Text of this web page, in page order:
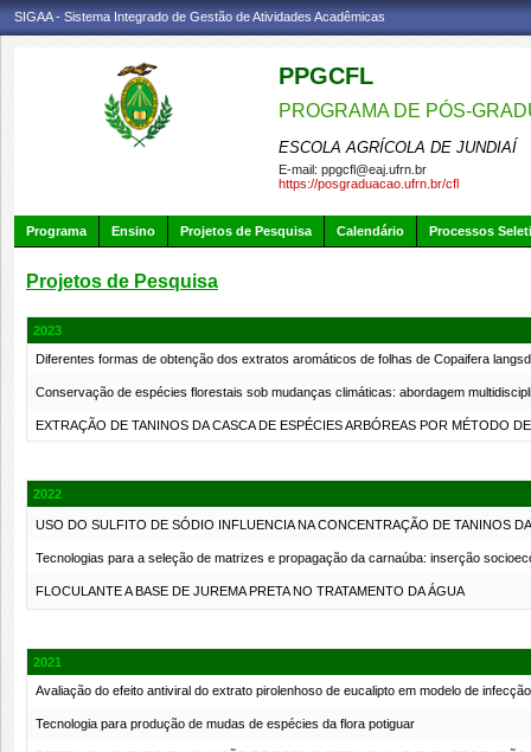
SIGAA - Sistema Integrado de Gestão de Atividades Acadêmicas
PPGCFL
PROGRAMA DE PÓS-
ESCOLA AGRÍCOLA DE JUNDIAÍ
E-mail: ppgcfl@eaj.ufrn.br
https://posgraduacao.ufrn.br/cfl
Programa Ensino Projetos de Pesquisa Calendário Processos
Projetos de Pesquisa
2023
Diferentes formas de obtenção dos extratos aromáticos de folhas de Copaifera
Conservação de espécies florestais sob mudanças climáticas: abordagem
EXTRAÇÃO DE TANINOS DA CASCA DE ESPÉCIES ARBÓREAS POR MÉTODO
2022
USO DO SULFITO DE SÓDIO INFLUENCIA NA CONCENTRAÇÃO DE TANINOS
Tecnologias para a seleção de matrizes e propagação da carnaúba: inserção
FLOCULANTE A BASE DE JUREMA PRETA NO TRATAMENTO DA ÁGUA
2021
Avaliação do efeito antiviral do extrato pirolenhoso de eucalipto em modelo de
Tecnologia para produção de mudas de espécies da flora potiguar